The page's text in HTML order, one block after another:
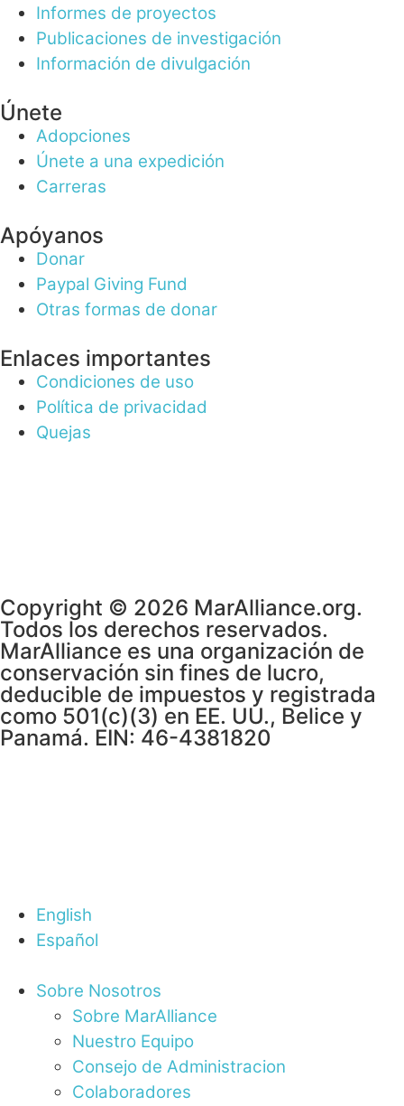
Informes de proyectos
Publicaciones de investigación
Información de divulgación
Únete
Adopciones
Únete a una expedición
Carreras
Apóyanos
Donar
Paypal Giving Fund
Otras formas de donar
Enlaces importantes
Condiciones de uso
Política de privacidad
Quejas
Copyright © 2026 MarAlliance.org.
Todos los derechos reservados.
MarAlliance es una organización de
conservación sin fines de lucro,
deducible de impuestos y registrada
como 501(c)(3) en EE. UU., Belice y
Panamá. EIN: 46-4381820
English
Español
Sobre Nosotros
Sobre MarAlliance
Nuestro Equipo
Consejo de Administracion
Colaboradores